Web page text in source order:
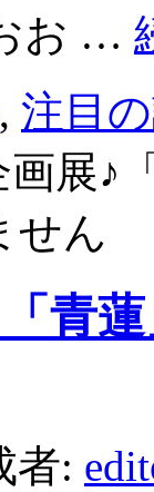
お …
, 注目
展♪
せん
青
者: